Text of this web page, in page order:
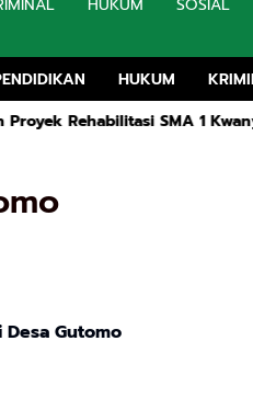
HUKUM
SMA 1 Kwanyar
Gutomo